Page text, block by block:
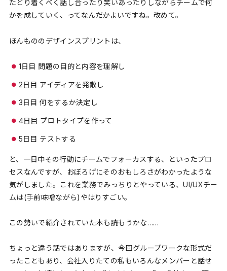
たどり着くべく話し合ったり笑いあったりしながらチームで何
かを成していく、ってなんだかよいですね。改めて。
ほんもののデザインスプリントは、
1日目 問題の目的と内容を理解し
2日目 アイディアを発散し
3日目 何をするか決定し
4日目 プロトタイプを作って
5日目 テストする
と、一日中その行動にチームでフォーカスする、といったプロ
セスなんですが、おぼろげにそのおもしろさがわかったような
気がしました。これを業務でみっちりとやっている、UI/UXチー
ムは(手前味噌ながら)やはりすごい。
この勢いで紹介されていた本も読もうかな……
ちょっと違う話ではありますが、今回グループワークな形式だ
ったこともあり、会社入りたての私もいろんなメンバーと話せ